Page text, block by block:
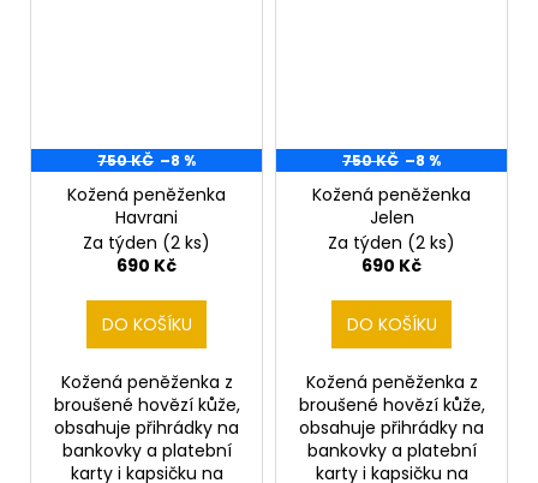
750 KČ –8 %
Kožená peněženka
Havrani
Za týden (2 ks)
690 Kč
DO KOŠÍKU
Kožená peněženka z
broušené hovězí kůže,
obsahuje přihrádky na
bankovky a platební
karty i kapsičku na
750 KČ –8 %
Kožená peněženka
Jelen
Za týden (2 ks)
690 Kč
DO KOŠÍKU
Kožená peněženka z
broušené hovězí kůže,
obsahuje přihrádky na
bankovky a platební
karty i kapsičku na